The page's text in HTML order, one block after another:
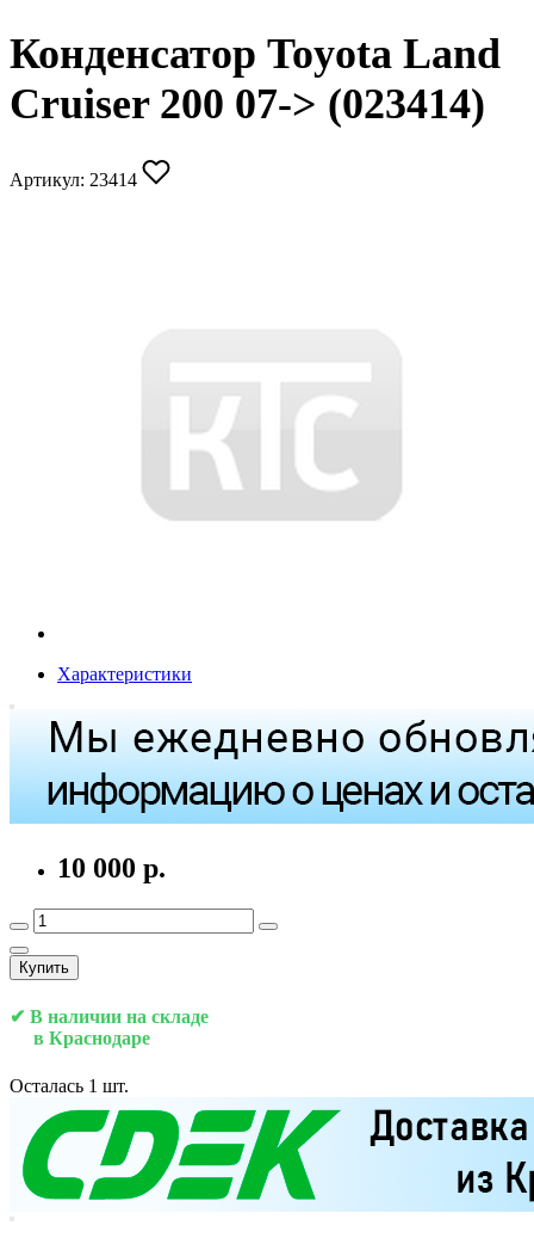
Конденсатор Toyota Land
Cruiser 200 07-> (023414)
Артикул: 23414
Характеристики
10 000 р.
Купить
✔ В наличии на складе
в Краснодаре
Осталась 1 шт.